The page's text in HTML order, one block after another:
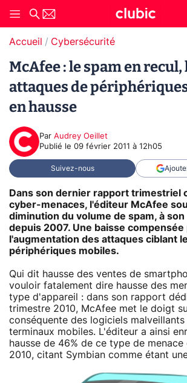
Accueil Cybersécurité
McAfee : le spam en recul,
attaques de
en hausse
Par Audrey Oeillet
Publié le 09 février 2011 à 12h05
Suivez-nous
Dans son dernier rapport trimestriel
cyber-menaces, l'éditeur McAfee
diminution du volume de spam, à son
depuis 2007. Une baisse compensée
l'augmentation des attaques ciblant
périphériques mobiles.
Qui dit hausse des ventes de
vouloir fatalement dire hausse des
type d'appareil : dans son rapport
trimestre 2010, McAfee met le doigt
conséquente des logiciels
terminaux mobiles. L'éditeur a ainsi
hausse de 46% de ce type de
2010, citant Symbian comme étant